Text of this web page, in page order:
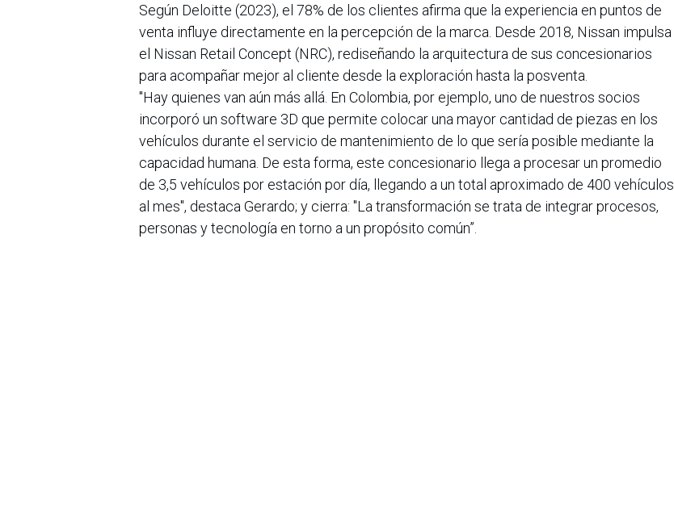
Según Deloitte (2023), el 78% de los clientes afirma que la experiencia en puntos de
venta influye directamente en la percepción de la marca. Desde 2018, Nissan impulsa
el Nissan Retail Concept (NRC), rediseñando la arquitectura de sus concesionarios
para acompañar mejor al cliente desde la exploración hasta la posventa.
"Hay quienes van aún más allá. En Colombia, por ejemplo, uno de nuestros socios
incorporó un software 3D que permite colocar una mayor cantidad de piezas en los
vehículos durante el servicio de mantenimiento de lo que sería posible mediante la
capacidad humana. De esta forma, este concesionario llega a procesar un promedio
de 3,5 vehículos por estación por día, llegando a un total aproximado de 400 vehículos
al mes", destaca Gerardo; y cierra: "La transformación se trata de integrar procesos,
personas y tecnología en torno a un propósito común”.